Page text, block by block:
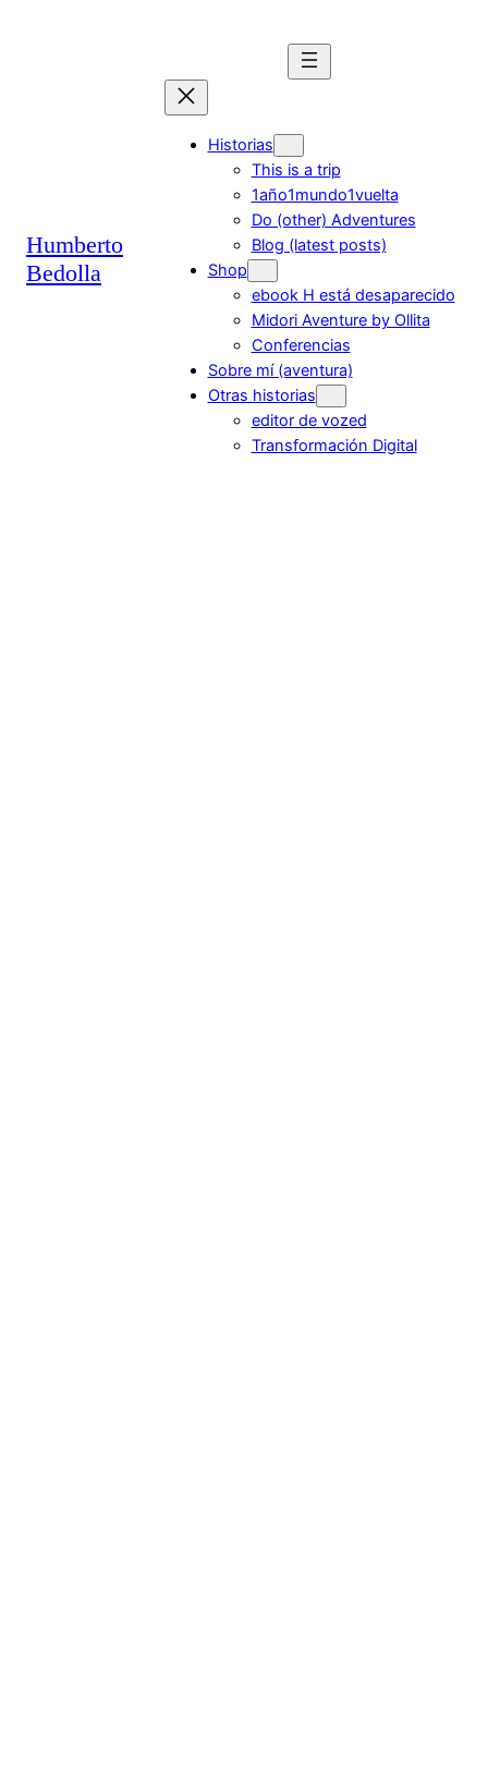
Humberto
Bedolla
Historias
This is a trip
1año1mundo1vuelta
Do (other) Adventures
Blog (latest posts)
Shop
ebook H está desaparecido
Midori Aventure by Ollita
Conferencias
Sobre mí (aventura)
Otras historias
editor de vozed
Transformación Digital